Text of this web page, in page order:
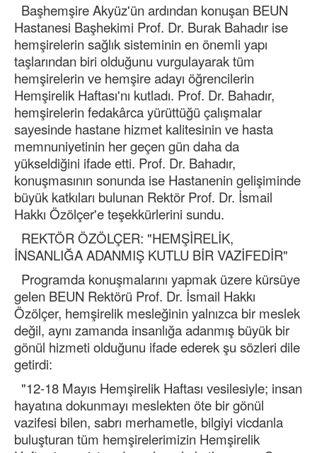
Başhemşire Akyüz'ün ardından konuşan BEUN
Hastanesi Başhekimi Prof. Dr. Burak Bahadır ise
hemşirelerin sağlık sisteminin en önemli yapı
taşlarından biri olduğunu vurgulayarak tüm
hemşirelerin ve hemşire adayı öğrencilerin
Hemşirelik Haftası'nı kutladı. Prof. Dr. Bahadır,
hemşirelerin fedakârca yürüttüğü çalışmalar
sayesinde hastane hizmet kalitesinin ve hasta
memnuniyetinin her geçen gün daha da
yükseldiğini ifade etti. Prof. Dr. Bahadır,
konuşmasının sonunda ise Hastanenin gelişiminde
büyük katkıları bulunan Rektör Prof. Dr. İsmail
Hakkı Özölçer'e teşekkürlerini sundu.
REKTÖR ÖZÖLÇER: "HEMŞİRELİK,
İNSANLIĞA ADANMIŞ KUTLU BİR VAZİFEDİR"
Programda konuşmalarını yapmak üzere kürsüye
gelen BEUN Rektörü Prof. Dr. İsmail Hakkı
Özölçer, hemşirelik mesleğinin yalnızca bir meslek
değil, aynı zamanda insanlığa adanmış büyük bir
gönül hizmeti olduğunu ifade ederek şu sözleri dile
getirdi:
"12-18 Mayıs Hemşirelik Haftası vesilesiyle; insan
hayatına dokunmayı meslekten öte bir gönül
vazifesi bilen, sabrı merhametle, bilgiyi vicdanla
buluşturan tüm hemşirelerimizin Hemşirelik